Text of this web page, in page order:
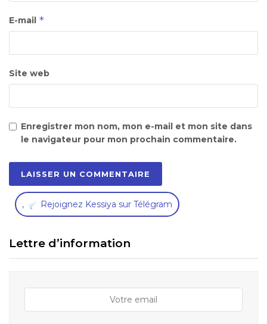
E-mail *
Site web
Enregistrer mon nom, mon e-mail et mon site dans
le navigateur pour mon prochain commentaire.
, Rejoignez Kessiya sur Télégram
Lettre d’information